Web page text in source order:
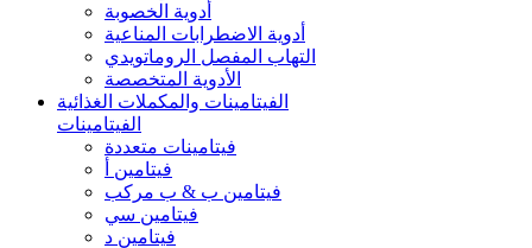
أدوية الخصوبة
أدوية الاضطرابات المناعية
التهاب المفصل الروماتويدي
الأدوية المتخصصة
الفيتامينات والمكملات الغذائية
الفيتامينات
فيتامينات متعددة
فيتامين أ
فيتامين ب & ب مركب
فيتامين سي
فيتامين د